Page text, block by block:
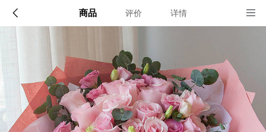
商品 评价 详情
配送说明
确定
店铺信息
该地区暂无配送门店